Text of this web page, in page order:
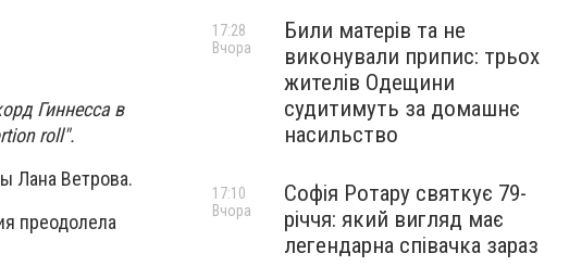
Гиннесса в
roll".
Лана Ветрова.
преодолела
Били матерів та не
виконували припис: трьох
жителів Одещини
судитимуть за домашнє
насильство
17:28
Вчора
Софія Ротару святкує 79-
річчя: який вигляд має
легендарна співачка зараз
17:10
Вчора